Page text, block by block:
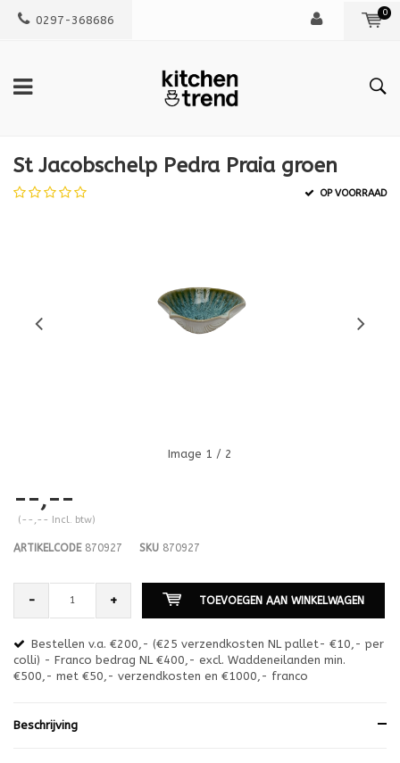
0297-368686
0
St Jacobschelp Pedra Praia groen
OP VOORRAAD
Image 1 / 2
--,--
(--,-- Incl. btw)
ARTIKELCODE870927 SKU 870927
- + TOEVOEGEN AAN WINKELWAGEN
Bestellen v.a. €200,- (€25 verzendkosten NL pallet- €10,- per
colli) - Franco bedrag NL €400,- excl. Waddeneilanden min.
€500,- met €50,- verzendkosten en €1000,- franco
Beschrijving